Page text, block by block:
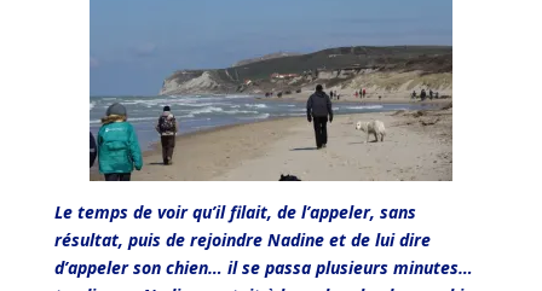
Le temps de voir qu’il filait, de l’appeler, sans
résultat, puis de rejoindre Nadine et de lui dire
d’appeler son chien… il se passa plusieurs minutes…